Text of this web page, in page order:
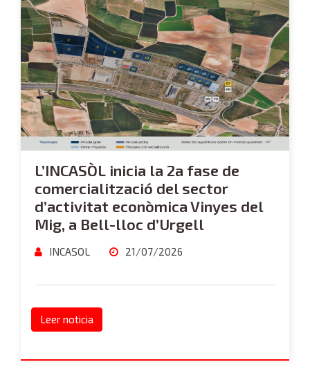
L’INCASÒL inicia la 2a fase de
comercialització del sector
d’activitat econòmica Vinyes del
Mig, a Bell-lloc d’Urgell
INCASOL 21/07/2026
Leer noticia